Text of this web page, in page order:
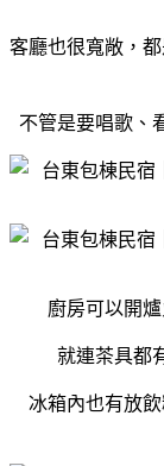
客廳也很寬敞，
不管是要唱歌、
廚房可以開
就連茶具都
冰箱內也有放